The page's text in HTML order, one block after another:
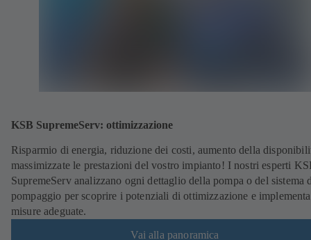
KSB SupremeServ: ottimizzazione
Risparmio di energia, riduzione dei costi, aumento della
massimizzate le prestazioni del vostro impianto! I nostri esperti
SupremeServ analizzano ogni dettaglio della pompa o del sistema
pompaggio per scoprire i potenziali di ottimizzazione e
misure adeguate.
Vai alla panoramica